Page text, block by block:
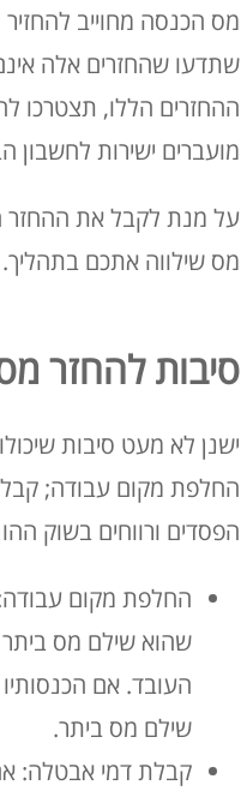
מס הכנסה מחוייב
שתדעו שהחזרים אלה
מועברים ישירות לחשבון
על מנת לקבל את ההחזר
מס שילווה אתכם בתהליך.
סיבות להחזר
ישנן לא מעט סיבות
החלפת מקום עבודה; קבלת
הפסדים ורווחים בשוק
החלפת מקום
שהוא שילם מס
העובד. אם
שילם מס ביתר.
קבלת דמי אבטלה: